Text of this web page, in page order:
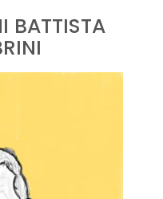
BATTISTA